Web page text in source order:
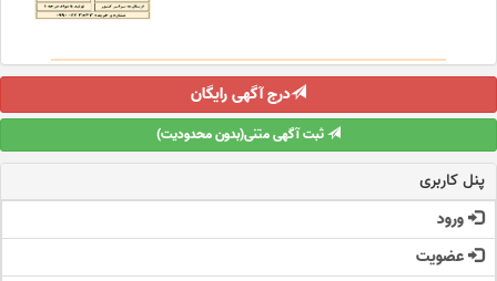
درج آگهی رایگان
ثبت آگهی متنی(بدون محدودیت)
پنل کاربری
ورود
عضویت